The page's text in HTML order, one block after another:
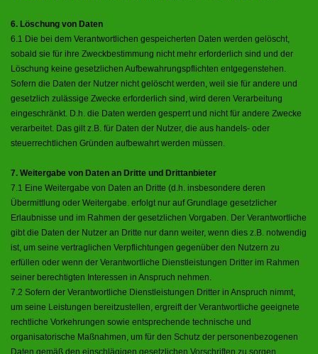
6. Löschung von Daten
6.1 Die bei dem Verantwortlichen gespeicherten Daten werden gelöscht,
sobald sie für ihre Zweckbestimmung nicht mehr erforderlich sind und der
Löschung keine gesetzlichen Aufbewahrungspflichten entgegenstehen.
Sofern die Daten der Nutzer nicht gelöscht werden, weil sie für andere und
gesetzlich zulässige Zwecke erforderlich sind, wird deren Verarbeitung
eingeschränkt. D.h. die Daten werden gesperrt und nicht für andere Zwecke
verarbeitet. Das gilt z.B. für Daten der Nutzer, die aus handels- oder
steuerrechtlichen Gründen aufbewahrt werden müssen.
7. Weitergabe von Daten an Dritte und Drittanbieter
7.1 Eine Weitergabe von Daten an Dritte (d.h. insbesondere deren
Übermittlung oder Weitergabe. erfolgt nur auf Grundlage gesetzlicher
Erlaubnisse und im Rahmen der gesetzlichen Vorgaben. Der Verantwortliche
gibt die Daten der Nutzer an Dritte nur dann weiter, wenn dies z.B. notwendig
ist, um seine vertraglichen Verpflichtungen gegenüber den Nutzern zu
erfüllen oder wenn der Verantwortliche Dienstleistungen Dritter im Rahmen
seiner berechtigten Interessen in Anspruch nehmen.
7.2 Sofern der Verantwortliche Dienstleistungen Dritter in Anspruch nimmt,
um seine Leistungen bereitzustellen, ergreift der Verantwortliche geeignete
rechtliche Vorkehrungen sowie entsprechende technische und
organisatorische Maßnahmen, um für den Schutz der personenbezogenen
Daten gemäß den einschlägigen gesetzlichen Vorschriften zu sorgen.